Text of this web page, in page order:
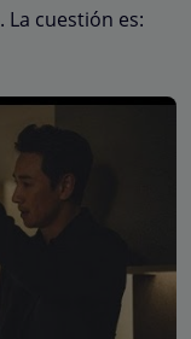
. La cuestión es: